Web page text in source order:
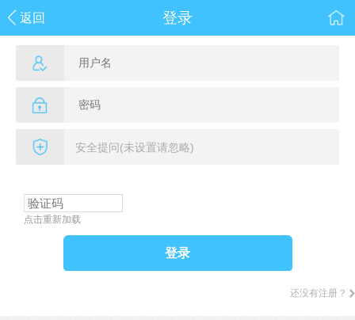
返回 登录
点击重新加载
登录
还没有注册？